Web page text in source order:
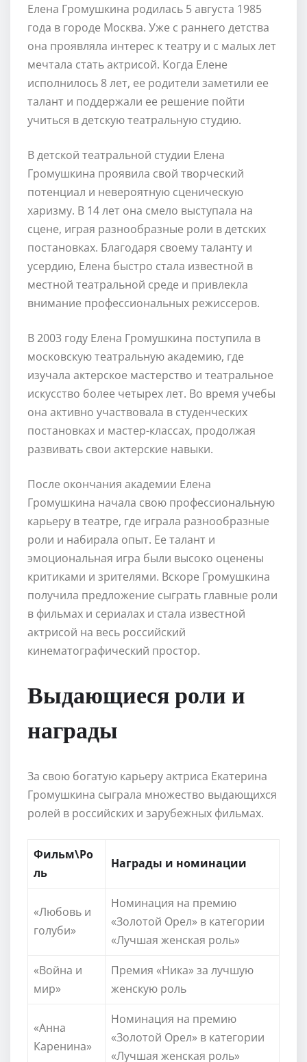
Елена Громушкина родилась 5 августа 1985
года в городе Москва. Уже с раннего детства
она проявляла интерес к театру и с малых лет
мечтала стать актрисой. Когда Елене
исполнилось 8 лет, ее родители заметили ее
талант и поддержали ее решение пойти
учиться в детскую театральную студию.
В детской театральной студии Елена
Громушкина проявила свой творческий
потенциал и невероятную сценическую
харизму. В 14 лет она смело выступала на
сцене, играя разнообразные роли в детских
постановках. Благодаря своему таланту и
усердию, Елена быстро стала известной в
местной театральной среде и привлекла
внимание профессиональных режиссеров.
В 2003 году Елена Громушкина поступила в
московскую театральную академию, где
изучала актерское мастерство и театральное
искусство более четырех лет. Во время учебы
она активно участвовала в студенческих
постановках и мастер-классах, продолжая
развивать свои актерские навыки.
После окончания академии Елена
Громушкина начала свою профессиональную
карьеру в театре, где играла разнообразные
роли и набирала опыт. Ее талант и
эмоциональная игра были высоко оценены
критиками и зрителями. Вскоре Громушкина
получила предложение сыграть главные роли
в фильмах и сериалах и стала известной
актрисой на весь российский
кинематографический простор.
Выдающиеся роли и
награды
За свою богатую карьеру актриса Екатерина
Громушкина сыграла множество выдающихся
ролей в российских и зарубежных фильмах.
Фильм\Ро
ль
Награды и номинации
«Любовь и
голуби»
Номинация на премию
«Золотой Орел» в категории
«Лучшая женская роль»
«Война и
мир»
Премия «Ника» за лучшую
женскую роль
«Анна
Каренина»
Номинация на премию
«Золотой Орел» в категории
«Лучшая женская роль»